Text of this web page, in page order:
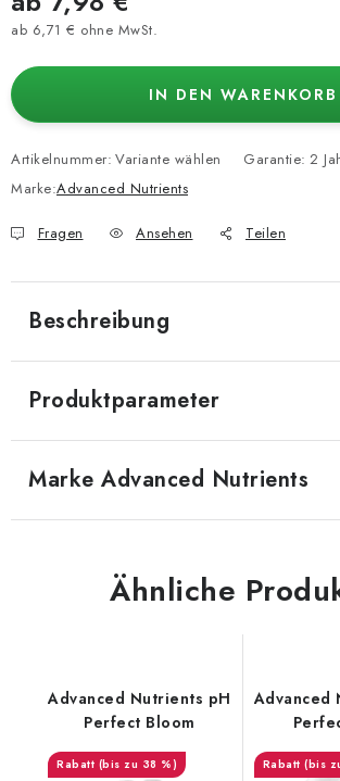
ab 6,71 € ohne MwSt.
IN DEN WARENKORB
Artikelnummer: Variante wählen
Marke:Advanced Nutrients
Garantie: 2
Fragen Ansehen Teilen
Beschreibung
Produktparameter
Marke Advanced Nutrients
Ähnliche
Advanced Nutrients pH
Perfect Bloom
(bis zu 38 %)
Advanced
(bis